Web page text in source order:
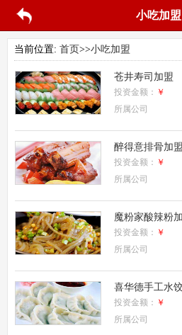
小吃加盟
当前位置: 首页>>小吃加盟
苍井寿司加盟
投资金额： ￥
所属公司
醉得意排骨加盟
投资金额： ￥
所属公司
魔粉家酸辣粉
投资金额： ￥
所属公司
喜华德手工水
投资金额： ￥
所属公司